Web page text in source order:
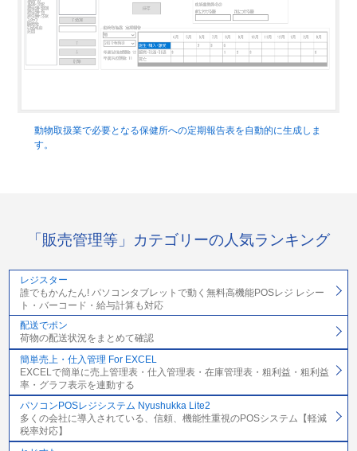
動物取扱業で必要となる保健所への定期報告表を自動的に生成しま
す。
「販売管理等」カテゴリーの人気ランキング
レジスター
誰でもかんたん! パソコンタブレットで動く無料高機能POSレジ レシー
ト・バーコード・給与計算も対応
配送でポン
荷物の配送状況をまとめて確認
簡単売上・仕入管理 For EXCEL
EXCELで簡単に売上管理表・仕入管理表・在庫管理表・粗利益・粗利益
率・グラフ表示を連動する
パソコンPOSレジシステム Nyushukka Lite2
多くの会社に導入されている、信頼、機能性重視のPOSシステム【軽減
税率対応】